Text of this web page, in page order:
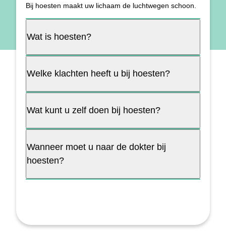
Bij hoesten maakt uw lichaam de luchtwegen schoon.
Wat is hoesten?
Welke klachten heeft u bij hoesten?
Wat kunt u zelf doen bij hoesten?
Wanneer moet u naar de dokter bij
hoesten?